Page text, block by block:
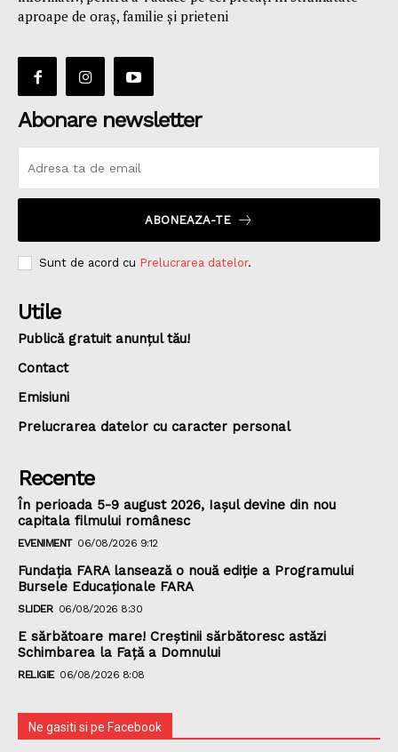
aproape de oraş, familie și prieteni
Abonare newsletter
ABONEAZA-TE
Sunt de acord cu Prelucrarea datelor.
Utile
Publică gratuit anunțul tău!
Contact
Emisiuni
Prelucrarea datelor cu caracter personal
Recente
În perioada 5-9 august 2026, Iașul devine din nou
capitala filmului românesc
EVENIMENT 06/08/2026 9:12
Fundația FARA lansează o nouă ediție a Programului
Bursele Educaționale FARA
SLIDER 06/08/2026 8:30
E sărbătoare mare! Creștinii sărbătoresc astăzi
Schimbarea la Față a Domnului
RELIGIE 06/08/2026 8:08
Ne gasiti si pe Facebook